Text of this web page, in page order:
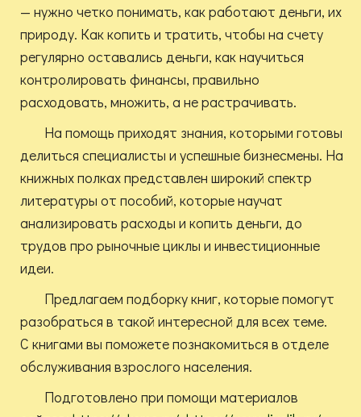
— нужно четко понимать, как работают деньги, их
природу. Как копить и тратить, чтобы на счету
регулярно оставались деньги, как научиться
контролировать финансы, правильно
расходовать, множить, а не растрачивать.
На помощь приходят знания, которыми готовы
делиться специалисты и успешные бизнесмены. На
книжных полках представлен широкий спектр
литературы от пособий, которые научат
анализировать расходы и копить деньги, до
трудов про рыночные циклы и инвестиционные
идеи.
Предлагаем подборку книг, которые помогут
разобраться в такой интересной для всех теме.
С книгами вы поможете познакомиться в отделе
обслуживания взрослого населения.
Подготовлено при помощи материалов